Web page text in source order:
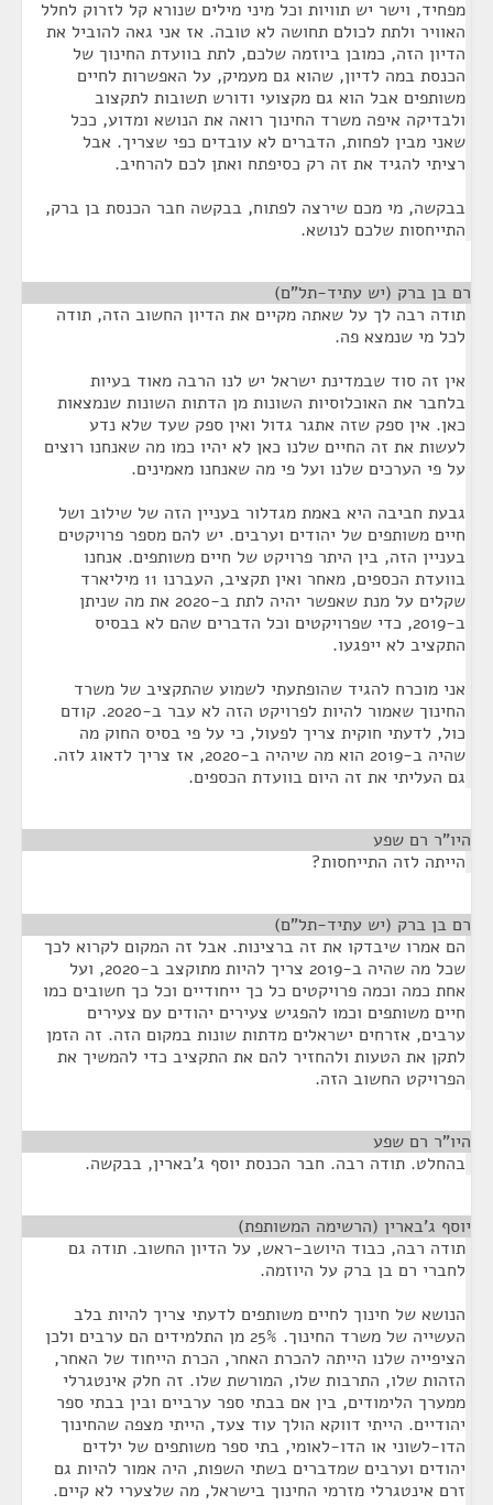
מפחיד, וישר יש תוויות וכל מיני מילים שנורא קל לזרוק לחלל
האוויר ולתת לכולם תחושה לא טובה. אז אני גאה להוביל את
הדיון הזה, כמובן ביוזמה שלכם, לתת בוועדת החינוך של
הכנסת במה לדיון, שהוא גם מעמיק, על האפשרות לחיים
משותפים אבל הוא גם מקצועי ודורש תשובות לתקצוב
ולבדיקה איפה משרד החינוך רואה את הנושא ומדוע, ככל
שאני מבין לפחות, הדברים לא עובדים כפי שצריך. אבל
רציתי להגיד את זה רק כסיפתח ואתן לכם להרחיב.
בבקשה, מי מכם שירצה לפתוח, בבקשה חבר הכנסת בן ברק,
התייחסות שלכם לנושא.
רם בן ברק (יש עתיד-תל"ם)
תודה רבה לך על שאתה מקיים את הדיון החשוב הזה, תודה
לכל מי שנמצא פה.
אין זה סוד שבמדינת ישראל יש לנו הרבה מאוד בעיות
בלחבר את האוכלוסיות השונות מן הדתות השונות שנמצאות
כאן. אין ספק שזה אתגר גדול ואין ספק שעד שלא נדע
לעשות את זה החיים שלנו כאן לא יהיו כמו מה שאנחנו רוצים
על פי הערכים שלנו ועל פי מה שאנחנו מאמינים.
גבעת חביבה היא באמת מגדלור בעניין הזה של שילוב ושל
חיים משותפים של יהודים וערבים. יש להם מספר פרויקטים
בעניין הזה, בין היתר פרויקט של חיים משותפים. אנחנו
בוועדת הכספים, מאחר ואין תקציב, העברנו 11 מיליארד
שקלים על מנת שאפשר יהיה לתת ב-2020 את מה שניתן
ב-2019, כדי שפרויקטים וכל הדברים שהם לא בבסיס
התקציב לא ייפגעו.
אני מוכרח להגיד שהופתעתי לשמוע שהתקציב של משרד
החינוך שאמור להיות לפרויקט הזה לא עבר ב-2020. קודם
כול, לדעתי חוקית צריך לפעול, כי על פי בסיס החוק מה
שהיה ב-2019 הוא מה שיהיה ב-2020, אז צריך לדאוג לזה.
גם העליתי את זה היום בוועדת הכספים.
היו"ר רם שפע
הייתה לזה התייחסות?
רם בן ברק (יש עתיד-תל"ם)
הם אמרו שיבדקו את זה ברצינות. אבל זה המקום לקרוא לכך
שכל מה שהיה ב-2019 צריך להיות מתוקצב ב-2020, ועל
אחת כמה וכמה פרויקטים כל כך ייחודיים וכל כך חשובים כמו
חיים משותפים וכמו להפגיש צעירים יהודים עם צעירים
ערבים, אזרחים ישראלים מדתות שונות במקום הזה. זה הזמן
לתקן את הטעות ולהחזיר להם את התקציב כדי להמשיך את
הפרויקט החשוב הזה.
היו"ר רם שפע
בהחלט. תודה רבה. חבר הכנסת יוסף ג'בארין, בבקשה.
יוסף ג'בארין (הרשימה המשותפת)
תודה רבה, כבוד היושב-ראש, על הדיון החשוב. תודה גם
לחברי רם בן ברק על היוזמה.
הנושא של חינוך לחיים משותפים לדעתי צריך להיות בלב
העשייה של משרד החינוך. 25% מן התלמידים הם ערבים ולכן
הציפייה שלנו הייתה להכרת האחר, הכרת הייחוד של האחר,
הזהות שלו, התרבות שלו, המורשת שלו. זה חלק אינטגרלי
ממערך הלימודים, בין אם בבתי ספר ערביים ובין בבתי ספר
יהודיים. הייתי דווקא הולך עוד צעד, הייתי מצפה שהחינוך
הדו-לשוני או הדו-לאומי, בתי ספר משותפים של ילדים
יהודים וערבים שמדברים בשתי השפות, היה אמור להיות גם
זרם אינטגרלי מזרמי החינוך בישראל, מה שלצערי לא קיים.